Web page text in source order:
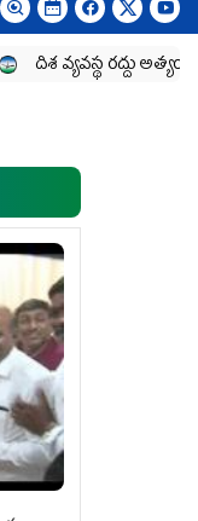
వ్యవస్థ రద్దు అత్యంత